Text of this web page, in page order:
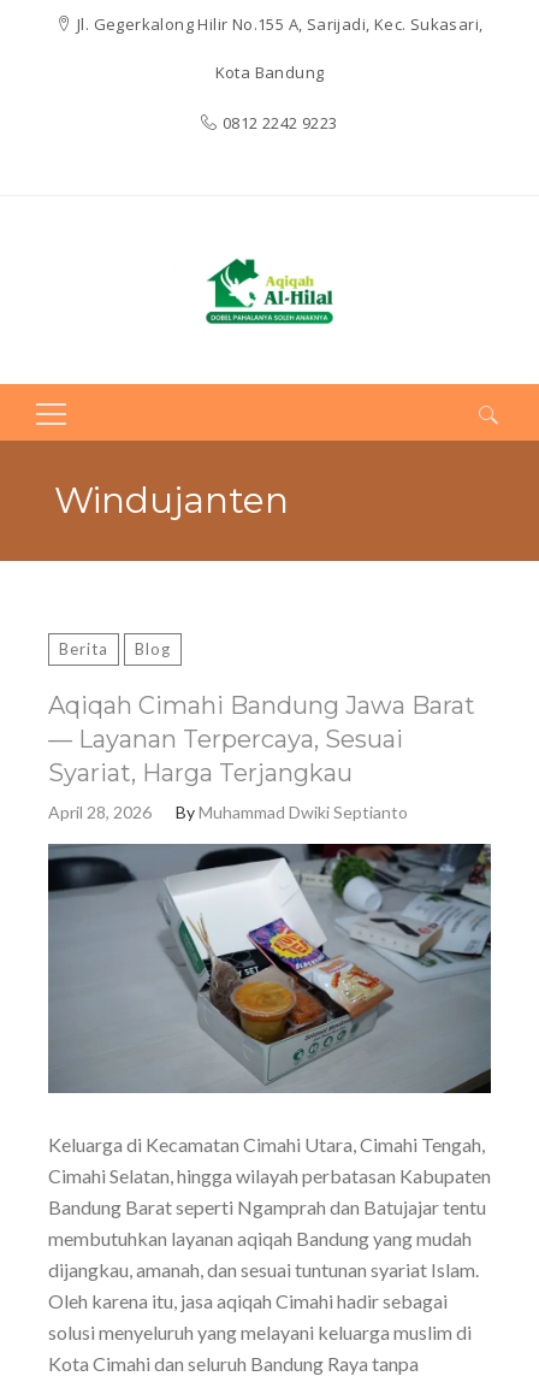
Jl. Gegerkalong Hilir No.155 A, Sarijadi, Kec. Sukasari,
Kota Bandung
0812 2242 9223
Search
for:Windujanten
Berita Blog
Aqiqah Cimahi Bandung Jawa Barat
— Layanan Terpercaya, Sesuai
Syariat, Harga Terjangkau
April 28, 2026 ByMuhammad Dwiki Septianto
Keluarga di Kecamatan Cimahi Utara, Cimahi Tengah,
Cimahi Selatan, hingga wilayah perbatasan Kabupaten
Bandung Barat seperti Ngamprah dan Batujajar tentu
membutuhkan layanan aqiqah Bandung yang mudah
dijangkau, amanah, dan sesuai tuntunan syariat Islam.
Oleh karena itu, jasa aqiqah Cimahi hadir sebagai
solusi menyeluruh yang melayani keluarga muslim di
Kota Cimahi dan seluruh Bandung Raya tanpa